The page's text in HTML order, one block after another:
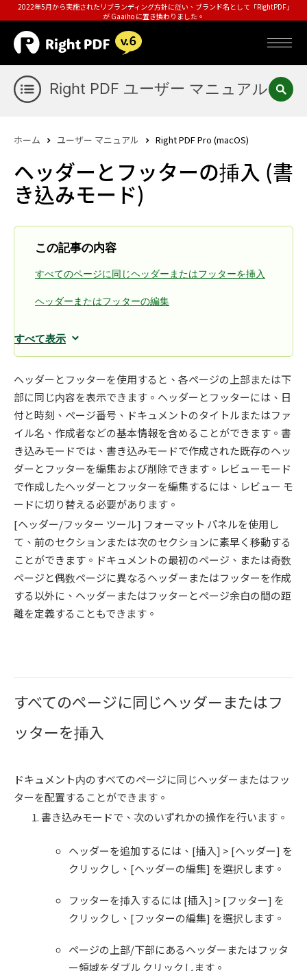
2022年5月から実施されたリブランディング方針に従い、ブランド名として「RightPDF」
が Gaaiho に置き換わりました。
Right PDF ユーザー マニュアル
ホーム ユーザー マニュアル Right PDF Pro (macOS)
ヘッダーとフッターの挿入 (書
き込みモード)
この記事の内容
すべてのページに同じヘッダーまたはフッターを挿入
ヘッダーまたはフッターの編集
すべて表示
ヘッダーとフッターを使用すると、各ページの上部または下
部に同じ内容を表示できます。ヘッダーとフッターには、日
付と時刻、ページ番号、ドキュメントのタイトルまたはファ
イル名、作成者などの基本情報を含めることができます。書
き込みモードでは、書き込みモードで作成された既存のヘッ
ダーとフッターを編集および削除できます。レビューモード
で作成したヘッダーとフッターを編集するには、レビュー モ
ードに切り替える必要があります。
[ヘッダー/フッター ツール] フォーマット パネルを使用し
て、前のセクションまたは次のセクションに素早く移動する
ことができます。ドキュメントの最初のページ、または奇数
ページと偶数ページに異なるヘッダーまたはフッターを作成
する以外に、ヘッダーまたはフッターとページ余白の間の距
離を定義することもできます。
すべてのページに同じヘッダーまたはフ
ッターを挿入
ドキュメント内のすべてのページに同じヘッダーまたはフッ
ターを配置することができます。
書き込みモードで、次のいずれかの操作を行います。
ヘッダーを追加するには、[插入] > [ヘッダー] を
クリックし、[ヘッダーの編集] を選択します。
フッターを挿入するには [插入] > [フッター] を
クリックし、[フッターの編集] を選択します。
ページの上部/下部にあるヘッダーまたはフッタ
ー領域をダブル クリックします。